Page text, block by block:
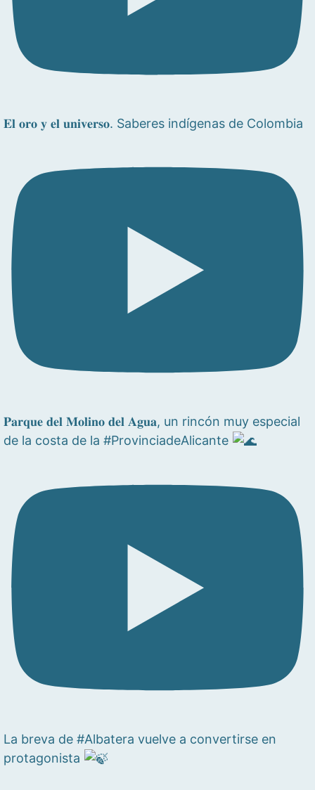
𝐄𝐥 𝐨𝐫𝐨 𝐲 𝐞𝐥 𝐮𝐧𝐢𝐯𝐞𝐫𝐬𝐨. Saberes indígenas de Colombia
𝐏𝐚𝐫𝐪𝐮𝐞 𝐝𝐞𝐥 𝐌𝐨𝐥𝐢𝐧𝐨 𝐝𝐞𝐥 𝐀𝐠𝐮𝐚, un rincón muy especial
de la costa de la #ProvinciadeAlicante
La breva de #Albatera vuelve a convertirse en
protagonista